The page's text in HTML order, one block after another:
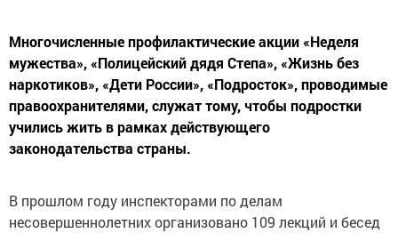
Многочисленные профилактические акции «Неделя
мужества», «Полицейский дядя Степа», «Жизнь без
наркотиков», «Дети России», «Подросток», проводимые
правоохранителями, служат тому, чтобы подростки
учились жить в рамках действующего
законодательства страны.
В прошлом году инспекторами по делам
несовершеннолетних организовано 109 лекций и бесед